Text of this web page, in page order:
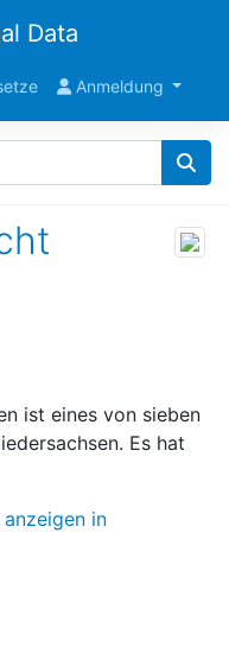
Data
Anmeldung
ist eines von sieben
Es hat
in